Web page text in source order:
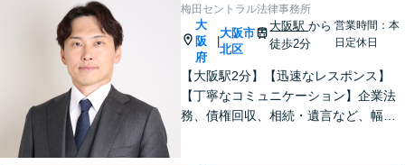
梅田セントラル法律事務所
大
阪
府
大阪市
北区
大阪駅から
徒歩2分
営業時間：本
日定休日
【大阪駅2分】【迅速なレスポンス】
【丁寧なコミュニケーション】企業法
務、債権回収、相続・遺言など、幅広